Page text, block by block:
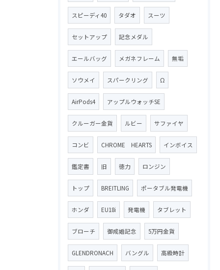
スピーディ40 タダオ スーツ
セットアップ 記念メダル
エールバッグ メガネフレーム 無垢
ソウメイ スパークリング Ω
AirPods4 アップルウォッチSE
クルーガー金貨 ルビー サファイヤ
コンビ CHROME HEARTS インボイス
鑑定書 旧 徳力 ロンジン
トップ BREITLING ポータブル発電機
ホンダ EU18i 発電機 タブレット
ブローチ 御成婚記念 5万円金貨
GLENDRONACH バングル 高級時計